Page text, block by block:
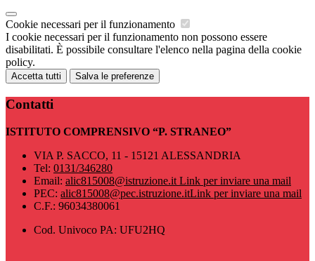
Cookie necessari per il funzionamento
I cookie necessari per il funzionamento non possono essere
disabilitati. È possibile consultare l'elenco nella pagina della cookie
policy.
Accetta tutti Salva le preferenze
Contatti
ISTITUTO COMPRENSIVO “P. STRANEO”
VIA P. SACCO, 11 - 15121 ALESSANDRIA
Tel: 0131/346280
Email: alic815008@istruzione.it Link per inviare una mail
PEC: alic815008@pec.istruzione.itLink per inviare una mail
C.F.: 96034380061
Cod. Univoco PA: UFU2HQ